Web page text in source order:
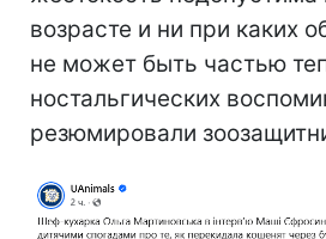
возрасте и ни при каких
не может быть частью
ностальгических
резюмировали